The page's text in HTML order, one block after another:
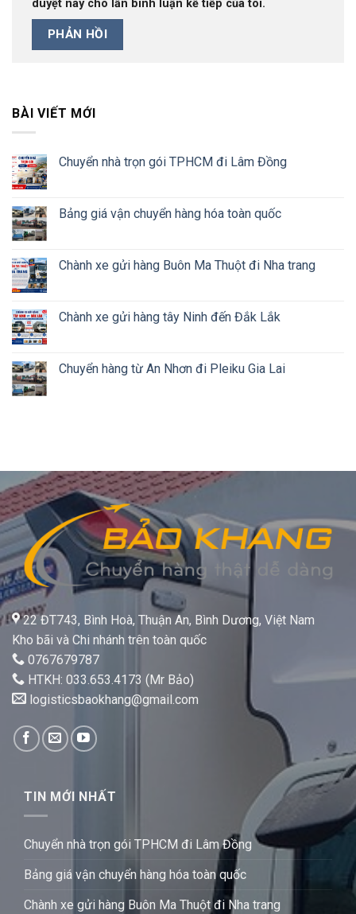
duyệt này cho lần bình luận kế tiếp của tôi.
BÀI VIẾT MỚI
Chuyển nhà trọn gói TPHCM đi Lâm Đồng
Bảng giá vận chuyển hàng hóa toàn quốc
Chành xe gửi hàng Buôn Ma Thuột đi Nha trang
Chành xe gửi hàng tây Ninh đến Đắk Lắk
Chuyển hàng từ An Nhơn đi Pleiku Gia Lai
22 ĐT743, Bình Hoà, Thuận An, Bình Dương, Việt Nam
Kho bãi và Chi nhánh trên toàn quốc
0767679787
HTKH: 033.653.4173 (Mr Bảo)
logisticsbaokhang@gmail.com
TIN MỚI NHẤT
Chuyển nhà trọn gói TPHCM đi Lâm Đồng
Bảng giá vận chuyển hàng hóa toàn quốc
Chành xe gửi hàng Buôn Ma Thuột đi Nha trang